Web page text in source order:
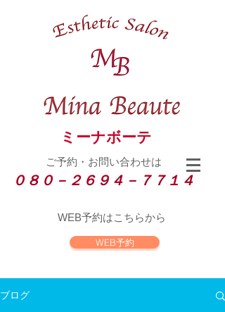
ミーナボーテ
ご予約・お問い合わせは
０８０－２６９４－７７１４
WEB予約
WEB予約はこちらから
ブログ